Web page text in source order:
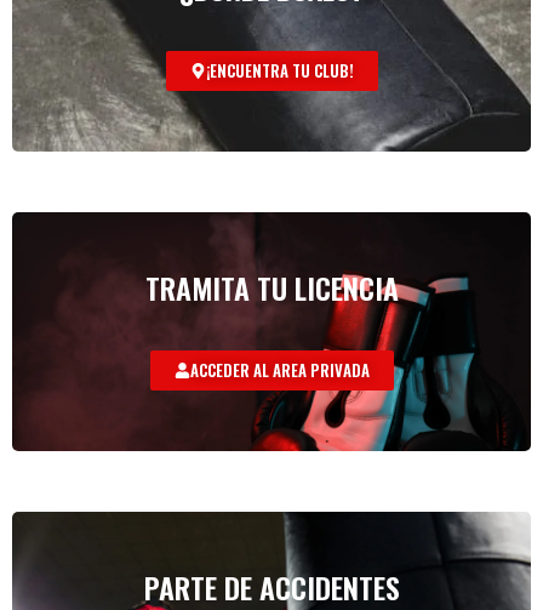
¡ENCUENTRA TU CLUB!
TRAMITA TU LICENCIA
ACCEDER AL AREA PRIVADA
PARTE DE ACCIDENTES